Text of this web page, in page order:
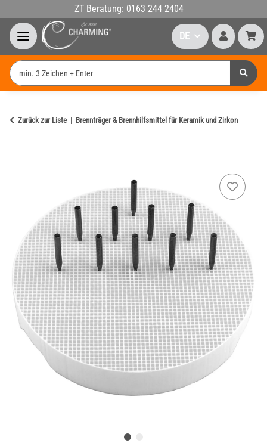
ZT Beratung: 0163 244 2404
DE
Zurück zur Liste Brennträger & Brennhilfsmittel für Keramik und Zirkon